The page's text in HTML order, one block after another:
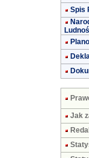
Spis
Jak